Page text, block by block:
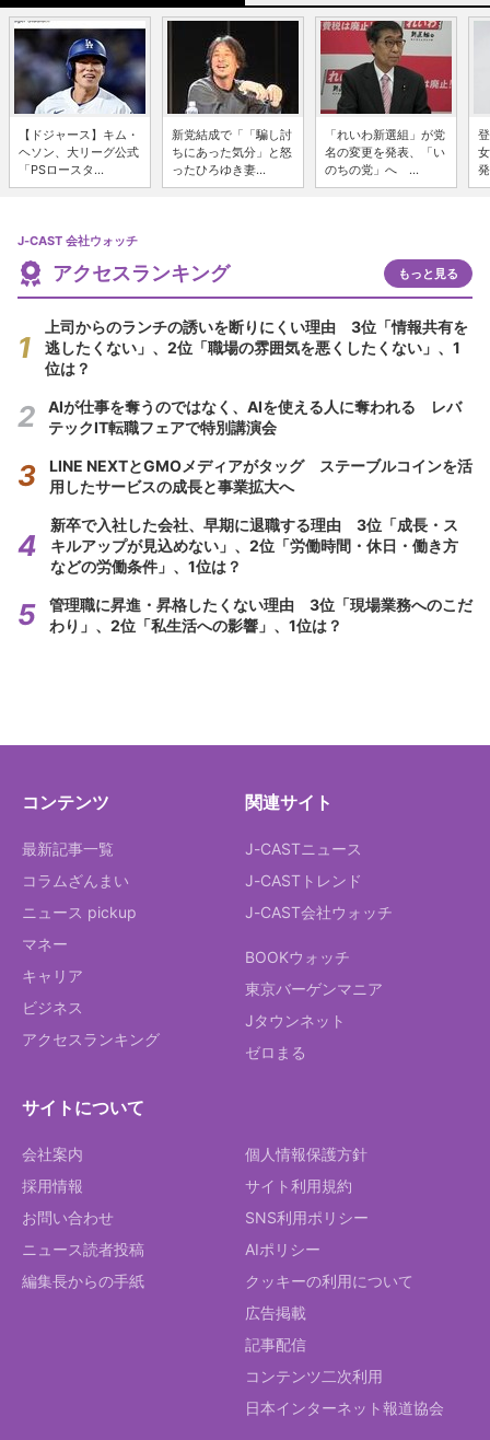
【ドジャース】キム・
ヘソン、大リーグ公式
「PSロースタ...
新党結成で「「騙し討
ちにあった気分」と怒
ったひろゆき妻...
「れいわ新選組」が党
名の変更を発表、「い
のちの党」へ ...
J-CAST 会社ウォッチ
アクセスランキング もっと見る
上司からのランチの誘いを断りにくい理由 3位「情報共有を
逃したくない」、2位「職場の雰囲気を悪くしたくない」、1
位は？
AIが仕事を奪うのではなく、AIを使える人に奪われる レバ
テックIT転職フェアで特別講演会
LINE NEXTとGMOメディアがタッグ ステーブルコインを活
用したサービスの成長と事業拡大へ
新卒で入社した会社、早期に退職する理由 3位「成長・ス
キルアップが見込めない」、2位「労働時間・休日・働き方
などの労働条件」、1位は？
管理職に昇進・昇格したくない理由 3位「現場業務へのこだ
わり」、2位「私生活への影響」、1位は？
コンテンツ
最新記事一覧
コラムざんまい
ニュース pickup
マネー
キャリア
ビジネス
アクセスランキング
関連サイト
J-CASTニュース
J-CASTトレンド
J-CAST会社ウォッチ
BOOKウォッチ
東京バーゲンマニア
Jタウンネット
ゼロまる
サイトについて
会社案内
採用情報
お問い合わせ
ニュース読者投稿
編集長からの手紙
個人情報保護方針
サイト利用規約
SNS利用ポリシー
AIポリシー
クッキーの利用について
広告掲載
記事配信
コンテンツ二次利用
日本インターネット報道協会